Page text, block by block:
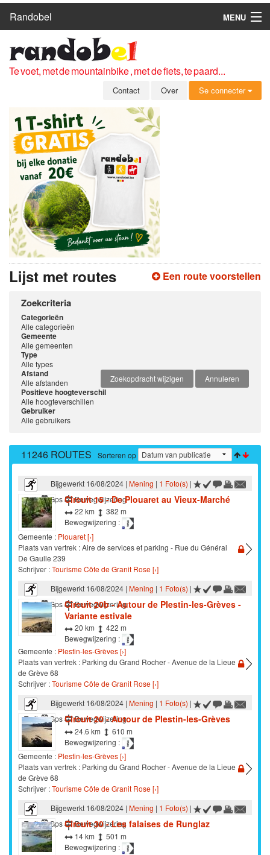
Randobel
MENU
ROUTES
CLUBS
OVER
LEDEN
ZICH AANMELDEN
GRATIS REGISTRATIE
WACHTWOORD VERGETEN
Te voet, met de mountainbike , met de fiets, te paard...
Contact Over Se connecter
Een route voorstellen
Lijst met routes
Zoekcriteria
Categorieën
Alle categorieën
Gemeente
Alle gemeenten
Type
Alle types
Zoekopdracht wijzigen
Annuleren
Afstand
Alle afstanden
Positieve hoogteverschil
Alle hoogteverschillen
Gebruiker
Alle gebruikers
Sorteren op
11246 ROUTES
Bijgewerkt 16/08/2024 | Mening | 1 Foto(s) |
Trail
Gps Bewegwijzering
Circuit 15 - De Plouaret au Vieux-Marché
22 km
382 m
Bewegwijzering :
Gemeente : Plouaret [›]
Plaats van vertrek : Aire de services et parking - Rue du Général
De Gaulle 239
Schrijver :Tourisme Côte de Granit Rose [›]
Bijgewerkt 16/08/2024 | Mening | 1 Foto(s) |
Trail
Gps Bewegwijzering
Circuit 20b - Autour de Plestin-les-Grèves -
Variante estivale
20 km
422 m
Bewegwijzering :
Gemeente : Plestin-les-Grèves [›]
Plaats van vertrek : Parking du Grand Rocher - Avenue de la Lieue
de Grève 68
Schrijver :Tourisme Côte de Granit Rose [›]
Bijgewerkt 16/08/2024 | Mening | 1 Foto(s) |
Trail
Gps Bewegwijzering
Circuit 20 - Autour de Plestin-les-Grèves
24.6 km
610 m
Bewegwijzering :
Gemeente : Plestin-les-Grèves [›]
Plaats van vertrek : Parking du Grand Rocher - Avenue de la Lieue
de Grève 68
Schrijver :Tourisme Côte de Granit Rose [›]
Bijgewerkt 16/08/2024 | Mening | 1 Foto(s) |
Trail
Gps Bewegwijzering
Circuit 30 - Les falaises de Runglaz
14 km
501 m
Bewegwijzering :